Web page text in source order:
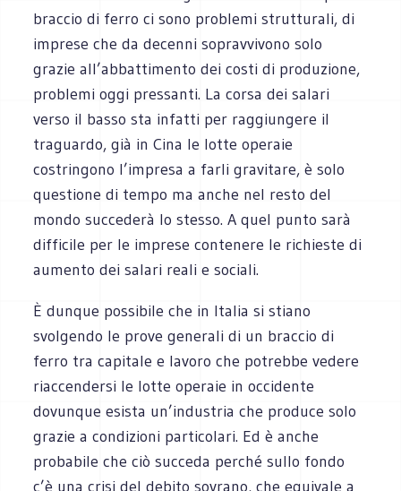
braccio di ferro ci sono problemi strutturali, di
imprese che da decenni sopravvivono solo
grazie all’abbattimento dei costi di produzione,
problemi oggi pressanti. La corsa dei salari
verso il basso sta infatti per raggiungere il
traguardo, già in Cina le lotte operaie
costringono l’impresa a farli gravitare, è solo
questione di tempo ma anche nel resto del
mondo succederà lo stesso. A quel punto sarà
difficile per le imprese contenere le richieste di
aumento dei salari reali e sociali.
È dunque possibile che in Italia si stiano
svolgendo le prove generali di un braccio di
ferro tra capitale e lavoro che potrebbe vedere
riaccendersi le lotte operaie in occidente
dovunque esista un’industria che produce solo
grazie a condizioni particolari. Ed è anche
probabile che ciò succeda perché sullo fondo
c’è una crisi del debito sovrano, che equivale a